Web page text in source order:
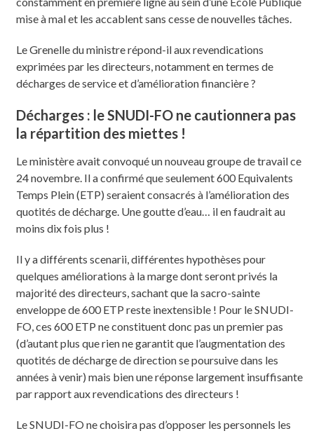
mise à mal et les accablent sans cesse de nouvelles tâches.
Le Grenelle du ministre répond-il aux revendications
exprimées par les directeurs, notamment en termes de
décharges de service et d’amélioration financière ?
Décharges : le SNUDI-FO ne cautionnera pas
la répartition des miettes !
Le ministère avait convoqué un nouveau groupe de travail ce
24 novembre. Il a confirmé que seulement 600 Equivalents
Temps Plein (ETP) seraient consacrés à l’amélioration des
quotités de décharge. Une goutte d’eau… il en faudrait au
moins dix fois plus !
Il y a différents scenarii, différentes hypothèses pour
quelques améliorations à la marge dont seront privés la
majorité des directeurs, sachant que la sacro-sainte
enveloppe de 600 ETP reste inextensible ! Pour le SNUDI-
FO, ces 600 ETP ne constituent donc pas un premier pas
(d’autant plus que rien ne garantit que l’augmentation des
quotités de décharge de direction se poursuive dans les
années à venir) mais bien une réponse largement insuffisante
par rapport aux revendications des directeurs !
Le SNUDI-FO ne choisira pas d’opposer les personnels les